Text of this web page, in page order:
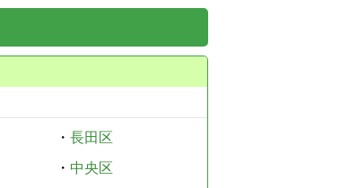
・ 長田区
・ 中央区